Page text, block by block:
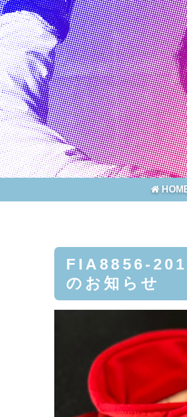
FIA8856-
のお知らせ